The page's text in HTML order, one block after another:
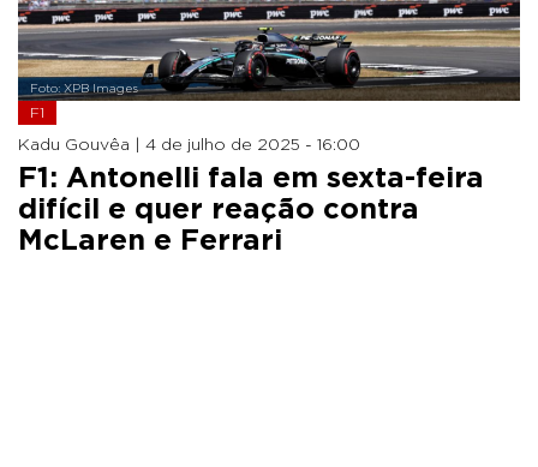
Foto: XPB Images
F1
Kadu Gouvêa | 4 de julho de 2025 - 16:00
F1: Antonelli fala em sexta-feira
difícil e quer reação contra
McLaren e Ferrari